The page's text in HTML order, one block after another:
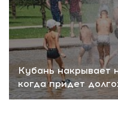
Кубань накрывает
когда придет